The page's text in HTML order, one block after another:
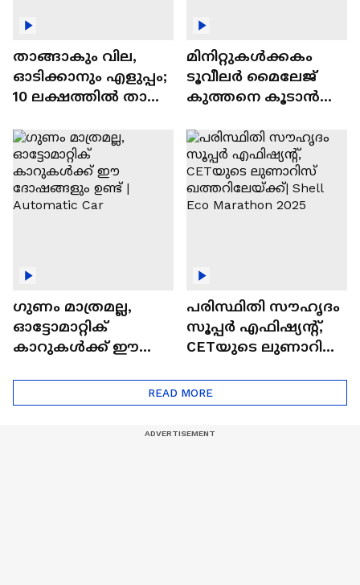
താങ്ങാകും വില,
ഓടിക്കാനും എളുപ്പം;
10 ലക്ഷത്തിൽ താഴെ
ഓട്ടോമാറ്റിക്ക്
എസ്‍യുവികൾ
മിനിറ്റുകൾക്കകം
ടൂവീലർ മൈലേജ്
കുത്തനെ കൂടാൻ
ഗുണം മാത്രമല്ല,
ഓട്ടോമാറ്റിക്
കാറുകൾക്ക് ഈ
പരിസ്ഥിതി സൗഹൃദം
സൂപ്പർ എഫിഷ്യന്റ്,
CETയുടെ ലുണാറിസ്
Eco Marathon 2025
READ MORE